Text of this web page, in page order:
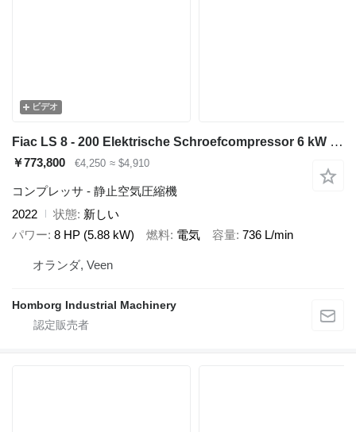
ビデオ
Fiac LS 8 - 200 Elektrische Schroefcompressor 6 kW 736 L / min 10 Bar
￥773,800 €4,250 ≈ $4,910
コンプレッサ - 静止空気圧縮機
2022
状態 新しい
パワー 8 HP (5.88 kW) 燃料 電気 容量 736 L/min
オランダ, Veen
Homborg Industrial Machinery